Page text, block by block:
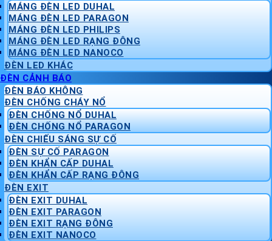
MÁNG ĐÈN LED DUHAL
MÁNG ĐÈN LED PARAGON
MÁNG ĐÈN LED PHILIPS
MÁNG ĐÈN LED RẠNG ĐÔNG
MÁNG ĐÈN LED NANOCO
ĐÈN LED KHÁC
ĐÈN CẢNH BÁO
ĐÈN BÁO KHÔNG
ĐÈN CHỐNG CHÁY NỔ
ĐÈN CHỐNG NỔ DUHAL
ĐÈN CHỐNG NỔ PARAGON
ĐÈN CHIẾU SÁNG SỰ CỐ
ĐÈN SỰ CỐ PARAGON
ĐÈN KHẨN CẤP DUHAL
ĐÈN KHẨN CẤP RẠNG ĐÔNG
ĐÈN EXIT
ĐÈN EXIT DUHAL
ĐÈN EXIT PARAGON
ĐÈN EXIT RẠNG ĐÔNG
ĐÈN EXIT NANOCO